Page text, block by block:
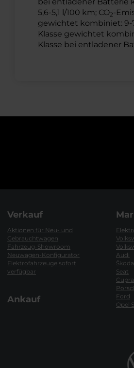
5,6-5,1 l/100 km; CO2-
gewichtet kombiniet: 9-
Klasse gewichtet
Klasse bei entladener
Verkauf
Aktionen für Neu- und
Gebrauchtwagen
Fahrzeug-Showroom
Neuwagen-Konfigurator
Elektrofahrzeuge sofort
verfügbar
Ankauf
Audi
Škoda
Seat
Cupra
Ford
Opel